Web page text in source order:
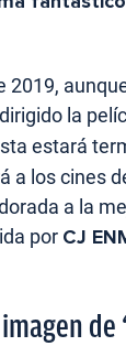
2019,
la
estará
a los cines
a la
por CJ
de